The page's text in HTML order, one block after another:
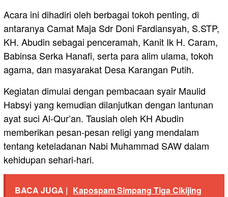
Acara ini dihadiri oleh berbagai tokoh penting, di
antaranya Camat Maja Sdr Doni Fardiansyah, S.STP,
KH. Abudin sebagai penceramah, Kanit Ik H. Caram,
Babinsa Serka Hanafi, serta para alim ulama, tokoh
agama, dan masyarakat Desa Karangan Putih.
Kegiatan dimulai dengan pembacaan syair Maulid
Habsyi yang kemudian dilanjutkan dengan lantunan
ayat suci Al-Qur’an. Tausiah oleh KH Abudin
memberikan pesan-pesan religi yang mendalam
tentang keteladanan Nabi Muhammad SAW dalam
kehidupan sehari-hari.
BACA JUGA | Kapospam Simpang Tiga Cikijing